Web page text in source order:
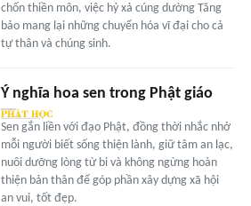
chốn thiền môn, việc hỷ xả cúng dường Tăng
bảo mang lại những chuyển hóa vĩ đại cho cả
tự thân và chúng sinh.
Ý nghĩa hoa sen trong Phật giáo
Sen gắn liền với đạo Phật, đồng thời nhắc nhở
mỗi người biết sống thiện lành, giữ tâm an lạc,
nuôi dưỡng lòng từ bi và không ngừng hoàn
thiện bản thân để góp phần xây dựng xã hội
an vui, tốt đẹp.